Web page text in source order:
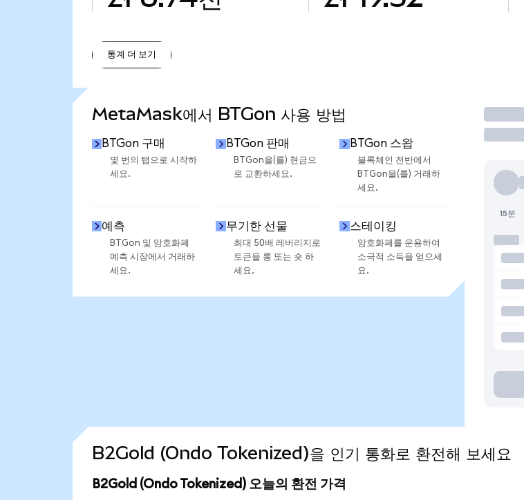
통계 더 보기
MetaMask에서 BTGon 사용 방법
BTGon 구매
몇 번의 탭으로 시작하
세요.
BTGon 판매
BTGon을(를) 현금으
로 교환하세요.
BTGon 스왑
블록체인 전반에서
BTGon을(를) 거래하
세요.
예측
BTGon 및 암호화폐
예측 시장에서 거래하
세요.
무기한 선물
최대 50배 레버리지로
토큰을 롱 또는 숏 하
세요.
스테이킹
암호화폐를 운용하여
소극적 소득을 얻으세
요.
거래
15분
B2Gold (Ondo Tokenized)을 인기 통화로 환전해 보세요
B2Gold (Ondo Tokenized) 오늘의 환전 가격